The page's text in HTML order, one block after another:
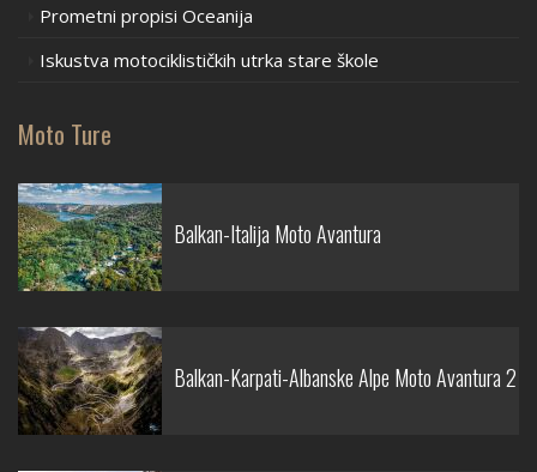
Prometni propisi Oceanija
Iskustva motociklističkih utrka stare škole
Moto Ture
Balkan-Italija Moto Avantura
Balkan-Karpati-Albanske Alpe Moto Avantura 2